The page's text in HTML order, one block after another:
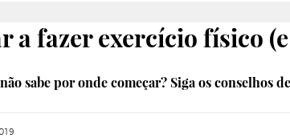
a fazer exercício físico
sabe por onde começar? Siga os conselhos